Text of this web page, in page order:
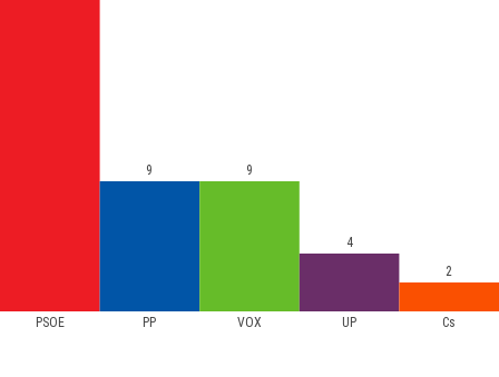
PSOE PP VOX UP Cs
9 9
4
2